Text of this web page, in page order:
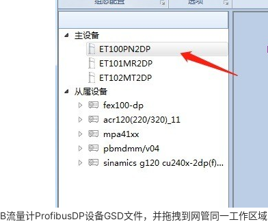
流量计ProfibusDP设备GSD文件，并拖拽到网管同一工作区域